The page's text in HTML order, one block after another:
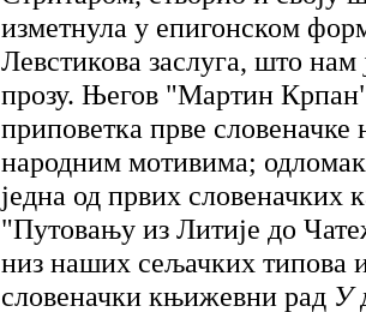
изметнула у епигонском
Левстикова заслуга, што нам
прозу. Његов "Мартин
приповетка прве словеначке
народним мотивима;
једна од првих словеначких
"Путовању из Литије до
низ наших сељачких типова
словеначки књижевни рад У